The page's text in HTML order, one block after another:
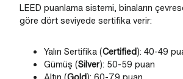
LEED puanlama sistemi, binaların
göre dört seviyede sertifika verir:
Yalın Sertifika (Certified): 40-49
Gümüş (Silver): 50-59 puan